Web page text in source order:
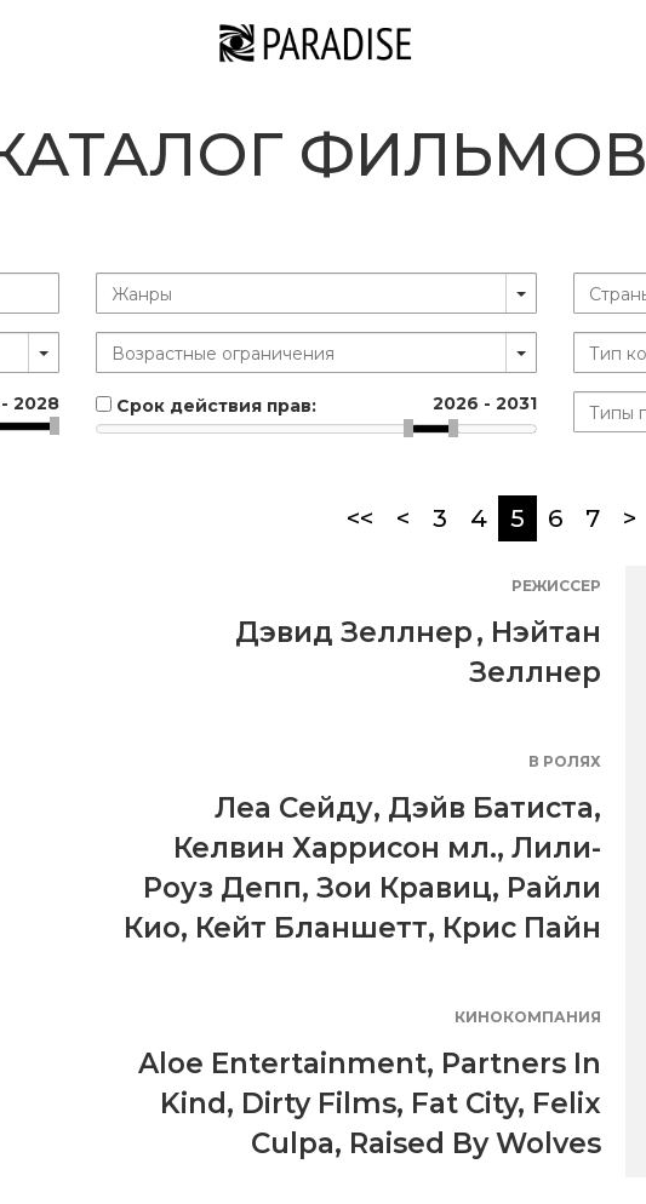
ФИЛЬМОВ
-2028 Срок действия прав: 2026 - 2031
<<
< 3 4 5 (current)
6 7 >
РЕЖИССЕР
Дэвид Зеллнер, Нэйтан
Зеллнер
В РОЛЯХ
Леа Сейду, Дэйв Батиста,
Келвин Харрисон мл., Лили-
Роуз Депп, Зои Кравиц, Райли
Кио, Кейт Бланшетт, Крис Пайн
КИНОКОМПАНИЯ
Aloe Entertainment, Partners In
Kind , Dirty Films, Fat City, Felix
Culpa, Raised By Wolves